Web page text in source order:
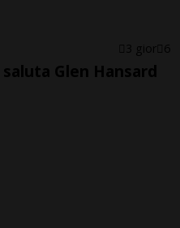
3 gior 6
Glen Hansard